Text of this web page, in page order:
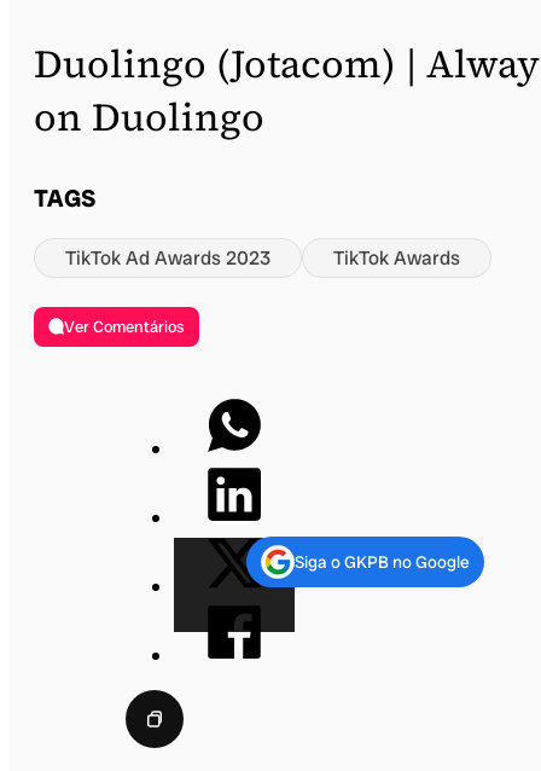
Duolingo (Jotacom) |
on Duolingo
TAGS
TikTok Ad Awards 2023 TikTok Awards
Ver Comentários
Siga o GKPB no Google